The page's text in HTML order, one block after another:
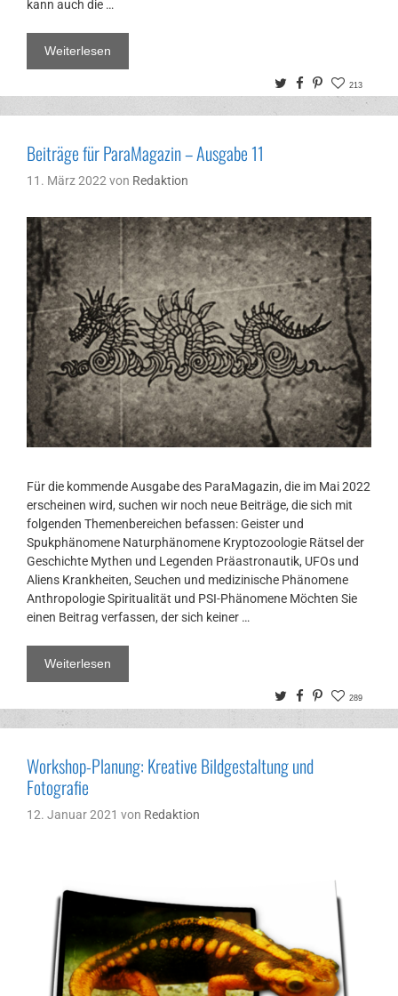
kann auch die …
Weiterlesen
TwitterFacebook
Pinterest
213
Beiträge für ParaMagazin – Ausgabe 11
11. März 2022von Redaktion
Für die kommende Ausgabe des ParaMagazin, die im Mai 2022
erscheinen wird, suchen wir noch neue Beiträge, die sich mit
folgenden Themenbereichen befassen: Geister und
Spukphänomene Naturphänomene Kryptozoologie Rätsel der
Geschichte Mythen und Legenden Präastronautik, UFOs und
Aliens Krankheiten, Seuchen und medizinische Phänomene
Anthropologie Spiritualität und PSI-Phänomene Möchten Sie
einen Beitrag verfassen, der sich keiner …
Weiterlesen
TwitterFacebook
Pinterest
289
Workshop-Planung: Kreative Bildgestaltung und
Fotografie
12. Januar 2021 von Redaktion